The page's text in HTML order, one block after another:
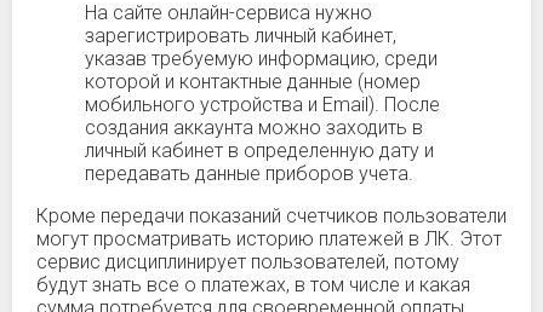
На сайте онлайн-сервиса нужно
зарегистрировать личный кабинет,
указав требуемую информацию, среди
которой и контактные данные (номер
мобильного устройства и Email). После
создания аккаунта можно заходить в
личный кабинет в определенную дату и
передавать данные приборов учета.
Кроме передачи показаний счетчиков пользователи
могут просматривать историю платежей в ЛК. Этот
сервис дисциплинирует пользователей, потому
будут знать все о платежах, в том числе и какая